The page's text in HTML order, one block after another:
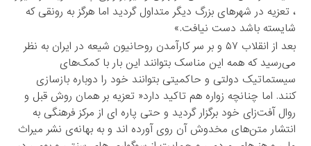
، تعزیه در شهرهای بزرگ دیگر متداول گردید اما هرگز به رونقی که
شایسته باشد دست نیافت.»
بعد از انقلاب ۵۷ و بر سر کارآمدن روحانیون شیعه در ایران به نظر
می‌رسید که همه این مناسک بتوانند این بار با کمک‌های
سیستماتیک دولتی و حاکمیتی بتوانند خود را دوباره بازسازی
کنند. اما چنانچه زواره هم تاکید دارد« تعزیه بر همان روش قبل و
روال آفت‌زای خود برگزار گردید و حتی پاره ای از مرکز فرهنگی به
انتشار متن‌های مخدوش آن روی آورده اند و به بهانه‌ی نشر میراث